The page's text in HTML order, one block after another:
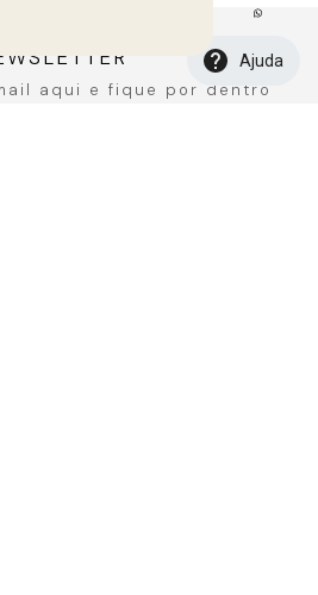
Ajuda
aqui e fique por dentro